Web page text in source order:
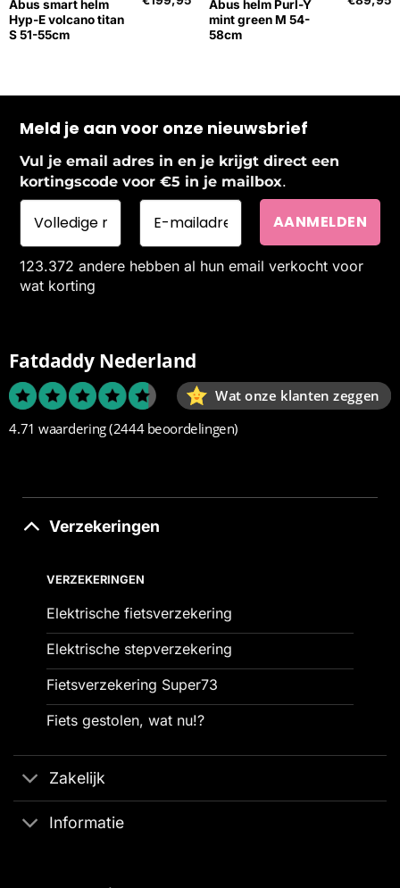
Abus smart helm
Hyp-E volcano titan
S 51-55cm
Abus helm Purl-Y
mint green M 54-
58cm
Meld je aan voor onze nieuwsbrief
Vul je email adres in en je krijgt direct een
kortingscode voor €5 in je mailbox.
123.372 andere hebben al hun email verkocht voor
wat korting
Fatdaddy Nederland
Wat onze klanten zeggen
4.71 waardering(2444 beoordelingen)
Verzekeringen
VERZEKERINGEN
Elektrische fietsverzekering
Elektrische stepverzekering
Fietsverzekering Super73
Fiets gestolen, wat nu!?
Zakelijk
Informatie